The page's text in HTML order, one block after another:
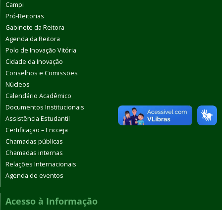
Campi
Pró-Reitorias
Gabinete da Reitora
Agenda da Reitora
Polo de Inovação Vitória
Cidade da Inovação
Conselhos e Comissões
Núcleos
Calendário Acadêmico
Documentos Institucionais
Assistência Estudantil
Certificação – Encceja
Chamadas públicas
Chamadas internas
Relações Internacionais
Agenda de eventos
Acesso à Informação